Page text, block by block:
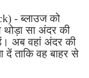
- ब्लाउज को
सा अंदर की
अब वहां अंदर की
दें ताकि वह बाहर से